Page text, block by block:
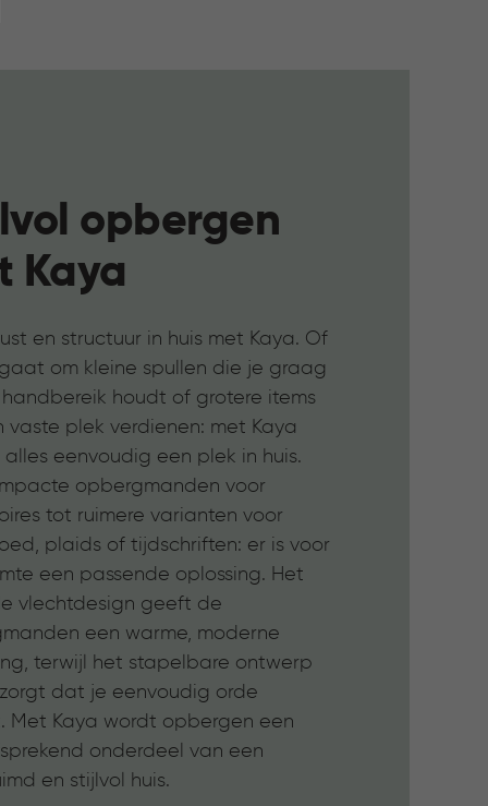
opbergen
Kaya
en structuur in huis met Kaya. Of
om kleine spullen die je graag
handbereik houdt of grotere items
vaste plek verdienen: met Kaya
eenvoudig een plek in huis.
opbergmanden voor
tot ruimere varianten voor
plaids of tijdschriften: er is voor
een passende oplossing. Het
vlechtdesign geeft de
een warme, moderne
terwijl het stapelbare ontwerp
dat je eenvoudig orde
Met Kaya wordt opbergen een
onderdeel van een
en stijlvol huis.